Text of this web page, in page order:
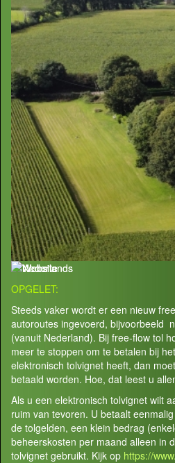
OPGELET:
Steeds vaker wordt er een nieuw
autoroutes ingevoerd, bijvoorbeeld
(vanuit Nederland). Bij free-flow tol
meer te stoppen om te betalen bij
elektronisch tolvignet heeft, dan
betaald worden. Hoe, dat leest u
Als u een elektronisch tolvignet wilt
ruim van tevoren. U betaalt
de tolgelden, een klein bedrag
beheerskosten per maand alleen in
tolvignet gebruikt. Kijk op https://